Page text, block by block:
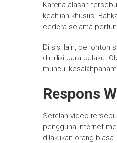
Karena alasan
keahlian khusus.
cedera selama
Di sisi lain, penonton
dimiliki para pelaku.
muncul
Respons
Setelah video
pengguna internet
dilakukan orang